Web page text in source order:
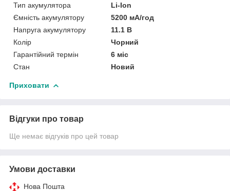
Тип акумулятора
Li-Ion
Ємність акумулятору
5200 мА/год
Напруга акумулятору
11.1 В
Колір
Чорний
Гарантійний термін
6 міс
Стан
Новий
Приховати
Відгуки про товар
Ще немає відгуків про цей товар
Умови доставки
Нова Пошта